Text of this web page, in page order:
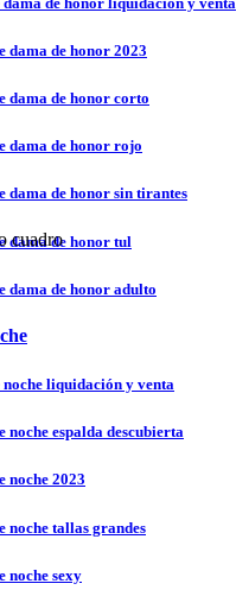
dama de honor 2023
dama de honor corto
dama de honor rojo
dama de honor sin tirantes
dama de honor tul
dama de honor adulto
noche liquidación y venta
noche espalda descubierta
noche 2023
noche tallas grandes
noche sexy
cuadro